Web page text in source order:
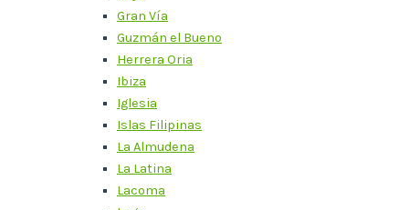
Gran Vía
Guzmán el Bueno
Herrera Oria
Ibiza
Iglesia
Islas Filipinas
La Almudena
La Latina
Lacoma